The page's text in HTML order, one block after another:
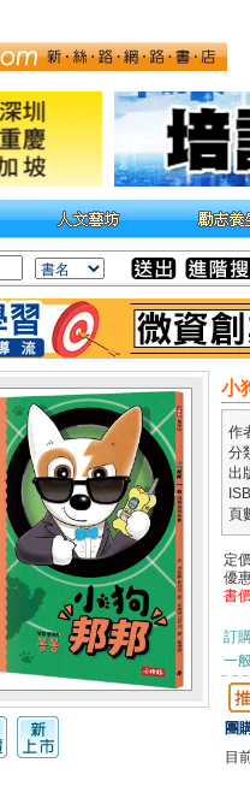
小
作
分
出
頁
定
優
書
訂
一
團
目